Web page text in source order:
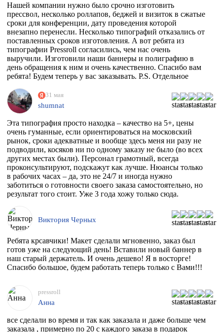
Нашей компании нужно было срочно изготовить
прессвол, несколько роллапов, беджей и визиток в сжатые
сроки для конференции, дату проведения которой
внезапно перенесли. Несколько типографий отказались от
поставленных сроков изготовления. А вот ребята из
типографии Pressroll согласились, чем нас очень
выручили. Изготовили наши баннеры и полиграфию в
день обращения к ним и очень качественно. Спасибо вам
ребята! Будем теперь у вас заказывать. P.S. Отдельное
заказа квалифицированно всё растолковал и в
последствии сообщал нам о степени готовности заказа,
т.к. сроки нас поджимали.
31 мая
shumnat
Эта типография просто находка – качество на 5+, цены
очень гуманные, если ориентироваться на московский
рынок, сроки адекватные и вообще здесь меня ни разу не
подводили, косяков ни по одному заказу не было (во всех
других местах были). Персонал грамотный, всегда
проконсультируют, подскажут как лучше. Нюансы только
в рабочих часах – да, это не 24/7 и иногда нужно
заботиться о готовности своего заказа самостоятельно, но
результат того стоит. Уже 3 года хожу только сюда.
Виктория Черных
Ребята крсавчики! Макет сделали мгновенно, заказ был
готов уже на следующий день! Вставили новый баннер в
наш старый держатель. И очень дешево! Я в восторге!
Спасибо большое, будем работать теперь только с Вами!!!
pressroll
Анна
все сделали во время и так как заказала и даже больше чем
заказала , примерно по 20 с каждого заказа в подарок